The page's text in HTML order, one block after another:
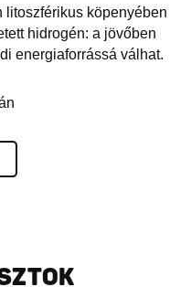
litoszférikus köpenyében
hidrogén: a jövőben
energiaforrássá válhat.